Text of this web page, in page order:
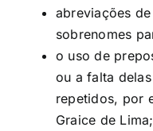
abreviações
sobrenomes
o uso de
ou a falta
repetidos, por
Graice de